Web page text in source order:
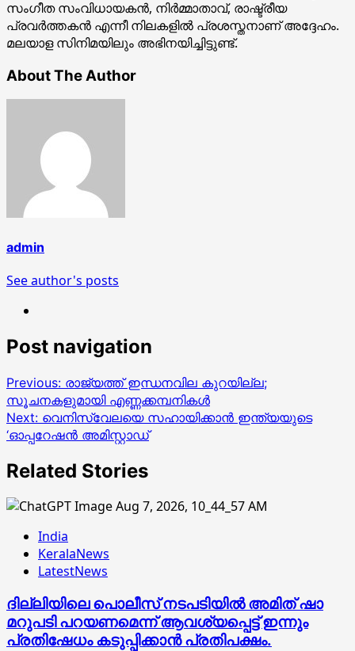
സംഗീത സംവിധായകന്‍, നിര്‍മ്മാതാവ്, രാഷ്ട്രീയ
പ്രവര്‍ത്തകന്‍ എന്നീ നിലകളില്‍ പ്രശസ്തനാണ് അദ്ദേഹം.
മലയാള സിനിമയിലും അഭിനയിച്ചിട്ടുണ്ട്.
About The Author
admin
See author's posts
Post navigation
Previous: രാജ്യത്ത് ഇന്ധനവില കുറയില്ല;
സൂചനകളുമായി എണ്ണക്കമ്പനികള്‍
Next: വെനിസ്വേലയെ സഹായിക്കാൻ ഇന്ത്യയുടെ
‘ഓപ്പറേഷൻ അമിസ്റ്റാഡ്
Related Stories
India
KeralaNews
LatestNews
ദില്ലിയിലെ പൊലീസ് നടപടിയിൽ അമിത് ഷാ
മറുപടി പറയണമെന്ന് ആവശ്യപ്പെട്ട് ഇന്നും
പ്രതിഷേധം കടുപ്പിക്കാൻ പ്രതിപക്ഷം.